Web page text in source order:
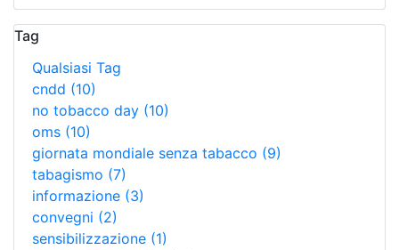
Tag
Qualsiasi Tag
cndd (10)
no tobacco day (10)
oms (10)
giornata mondiale senza tabacco (9)
tabagismo (7)
informazione (3)
convegni (2)
sensibilizzazione (1)